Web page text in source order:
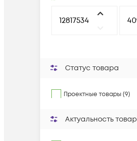
Статус товара
Проектные товары (9)
Актуальность